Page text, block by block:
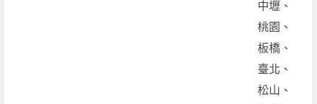
中壢、
桃園、
板橋、
臺北、
松山、